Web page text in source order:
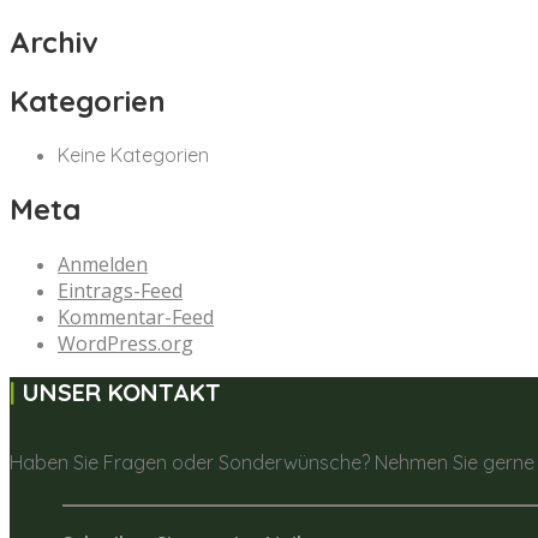
Archiv
Kategorien
Keine Kategorien
Meta
Anmelden
Eintrags-Feed
Kommentar-Feed
WordPress.org
UNSER KONTAKT
Haben Sie Fragen oder Sonderwünsche? Nehmen Sie